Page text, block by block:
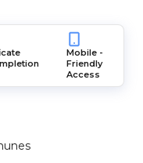
Mobile -
Friendly
Access